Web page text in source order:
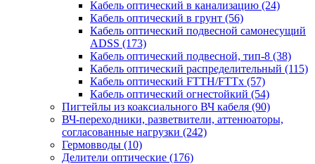
Кабель оптический в канализацию (24)
Кабель оптический в грунт (56)
Кабель оптический подвесной самонесущий
ADSS (173)
Кабель оптический подвесной, тип-8 (38)
Кабель оптический распределительный (115)
Кабель оптический FTTH/FTTx (57)
Кабель оптический огнестойкий (54)
Пигтейлы из коаксиального ВЧ кабеля (90)
ВЧ-переходники, разветвители, аттенюаторы,
согласованные нагрузки (242)
Гермовводы (10)
Делители оптические (176)